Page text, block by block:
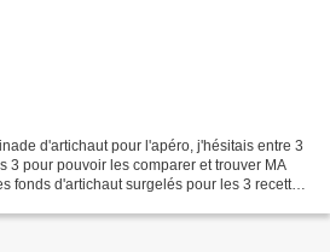
d'artichaut pour l'apéro, j'hésitais entre 3
3 pour pouvoir les comparer et trouver MA
fonds d'artichaut surgelés pour les 3 recettes,